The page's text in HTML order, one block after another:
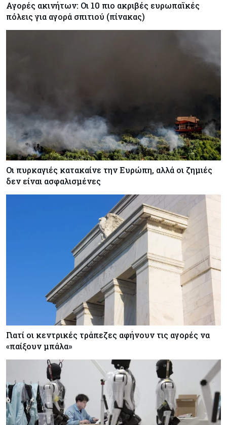
Αγορές ακινήτων: Οι 10 πιο ακριβές ευρωπαϊκές
πόλεις για αγορά σπιτιού (πίνακας)
Οι πυρκαγιές κατακαίνε την Ευρώπη, αλλά οι ζημιές
δεν είναι ασφαλισμένες
Γιατί οι κεντρικές τράπεζες αφήνουν τις αγορές να
«παίξουν μπάλα»